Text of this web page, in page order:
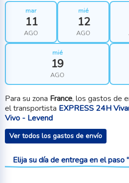
mar
11
AGO
mié
12
AGO
mié
19
AGO
Para su zona France, los gastos de
el transportista EXPRESS 24H
Vivo - Levend
Ver todos los gastos de envío
Elija su día de entrega en el paso